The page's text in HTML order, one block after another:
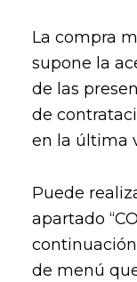
La compra
supone la
de las
de
en la última
Puede
apartado
de menú